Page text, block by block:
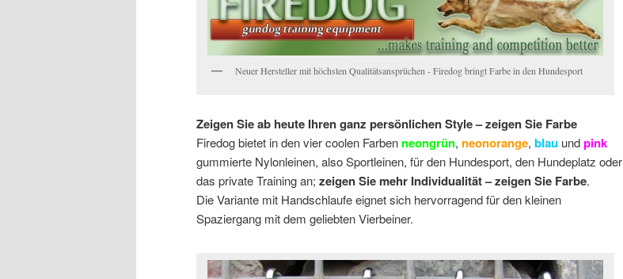
Neuer Hersteller mit höchsten Qualitätsansprüchen - Firedog bringt Farbe in den Hundesport
Zeigen Sie ab heute Ihren ganz persönlichen Style – zeigen Sie Farbe
Firedog bietet in den vier coolen Farben neongrün, neonorange, blau undpink
gummierte Nylonleinen, also Sportleinen, für den Hundesport, den Hundeplatz oder
das private Training an; zeigen Sie mehr Individualität – zeigen Sie Farbe.
Die Variante mit Handschlaufe eignet sich hervorragend für den kleinen
Spaziergang mit dem geliebten Vierbeiner.